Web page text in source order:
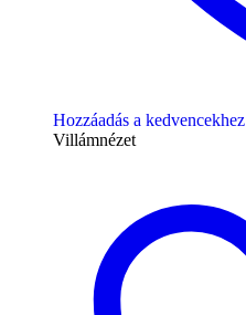
Hozzáadás a kedvencekhez
Villámnézet